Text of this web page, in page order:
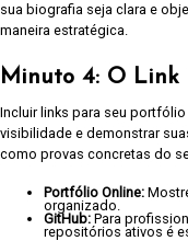
sua biografia seja clara e
maneira estratégica.
Minuto 4: O Link
Incluir links para seu
visibilidade e demonstrar
como provas concretas do
Portfólio Online:
organizado.
GitHub: Para
repositórios ativos é